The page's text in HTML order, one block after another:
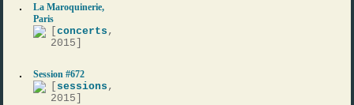
La Maroquinerie,
Paris
[concerts ,
2015]
Session #672
sessions ,
2015]